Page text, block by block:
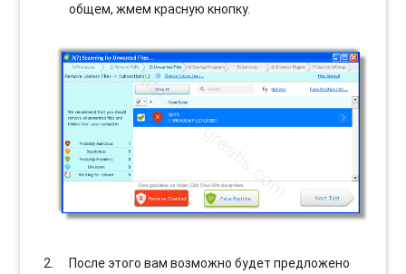
общем, жмем красную кнопку.
После этого вам возможно будет предложено